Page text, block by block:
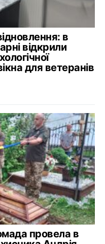
в
відкрили
для ветеранів
провела в